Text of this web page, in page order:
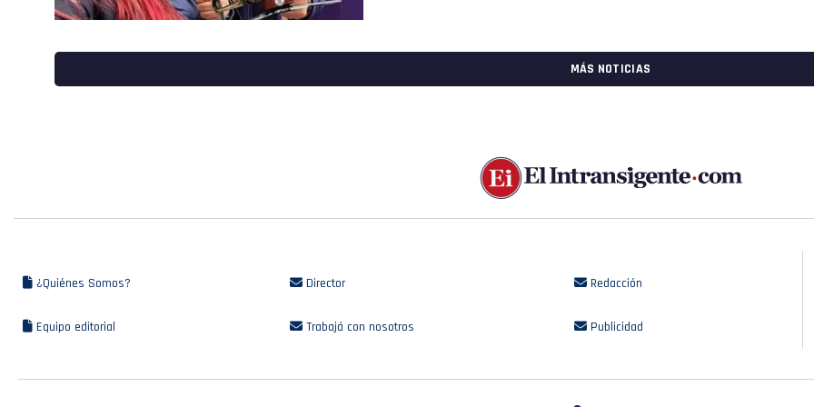
MÁS NOTICIAS
¿Quiénes Somos? Director Redacción
Equipo editorial Trabajá con nosotros Publicidad